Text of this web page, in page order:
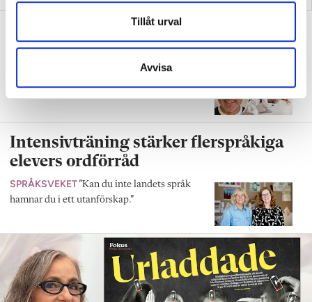
Tillåt urval
Avvisa
hos elever
Forskaren: Bekymmersamt
eftersom de då inte heller lär sig så mycket.
Intensivträning stärker flerspråkiga
elevers ordförråd
SPRÅKSVEKET”Kan du inte landets språk
hamnar du i ett utanförskap.”